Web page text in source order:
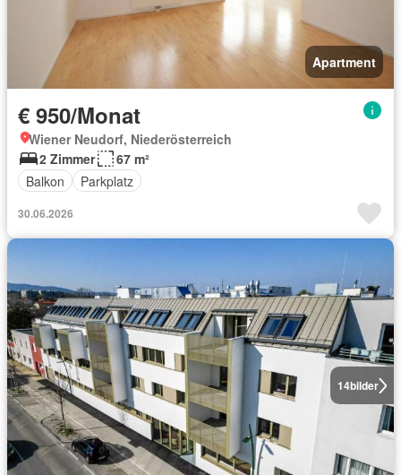
Apartment
€ 950/Monat
Wiener Neudorf, Niederösterreich
2 Zimmer
67 m²
Balkon
Parkplatz
30.06.2026
14bilder